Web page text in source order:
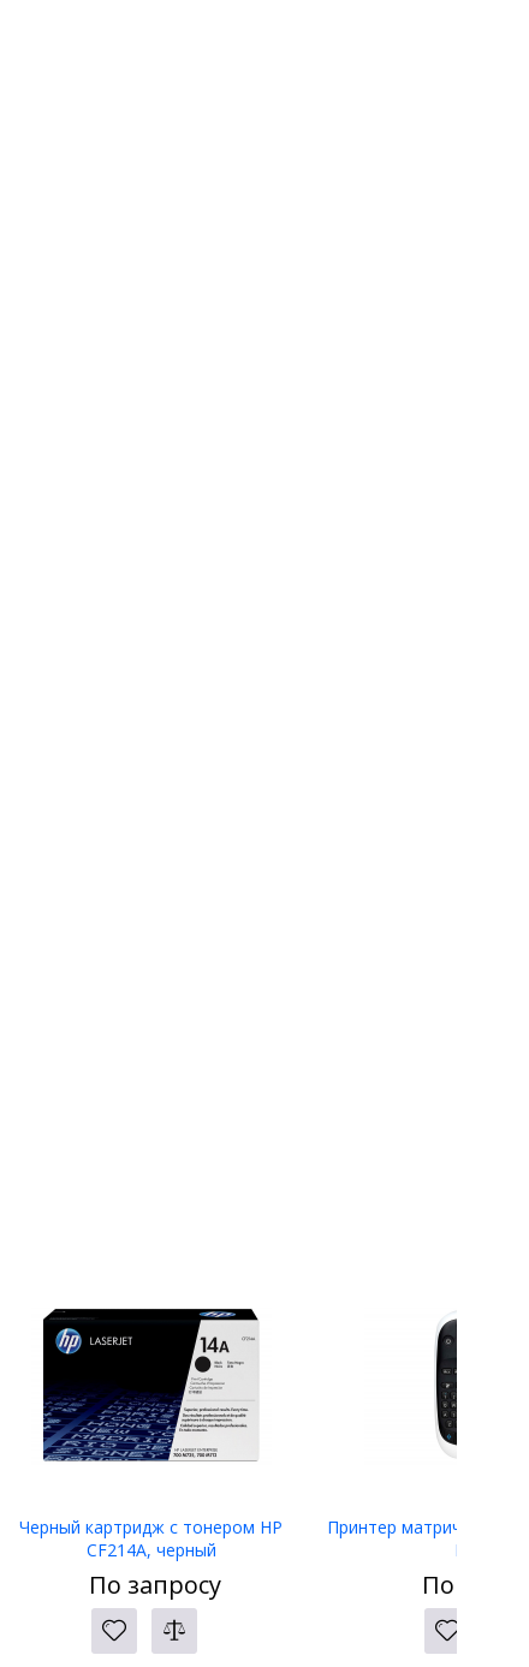
Черный картридж с тонером HP
CF214A, черный
По запросу
Принтер матричный
LW-400
По